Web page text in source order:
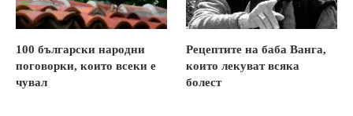
100 български народни
поговорки, които всеки е
чувал
Рецептите на баба Ванга,
които лекуват всяка
болест